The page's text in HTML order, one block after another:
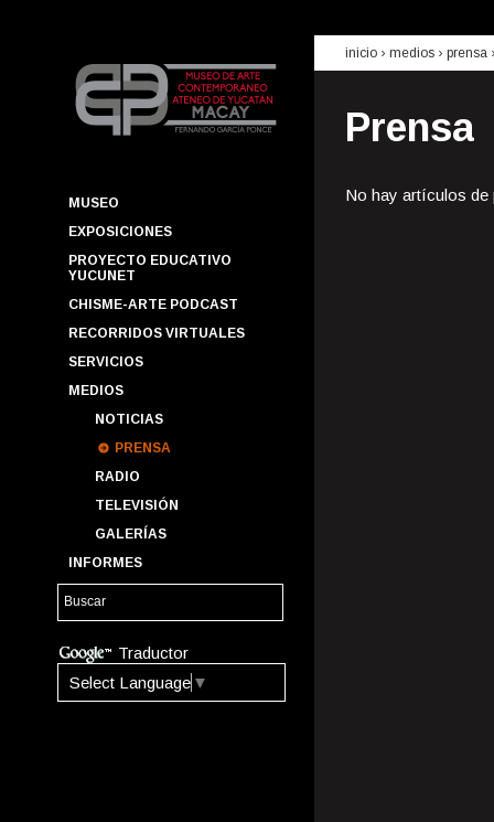
MUSEO
EXPOSICIONES
PROYECTO EDUCATIVO
YUCUNET
CHISME-ARTE PODCAST
RECORRIDOS VIRTUALES
SERVICIOS
MEDIOS
NOTICIAS
PRENSA
RADIO
TELEVISIÓN
GALERÍAS
INFORMES
Traductor
Select Language ▼
inicio › medios › prensa
Prensa
No hay artículos de